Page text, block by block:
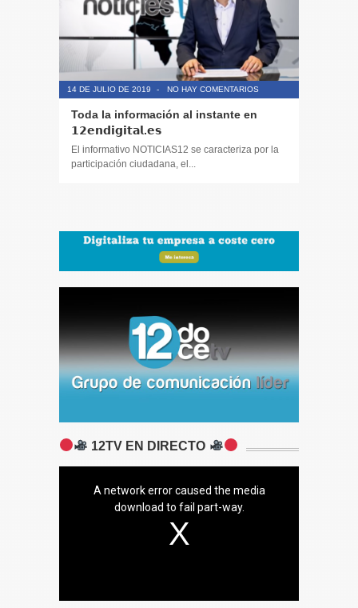
14 DE JULIO DE 2019 - NO HAY COMENTARIOS
Toda la información al instante en
𝟭𝟮𝗲𝗻𝗱𝗶𝗴𝗶𝘁𝗮𝗹.𝗲𝘀
El informativo NOTICIAS12 se caracteriza por la
participación ciudadana, el...
12TV EN DIRECTO
A network error caused the media
download to fail part-way.